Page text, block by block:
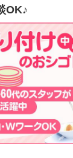
OK♪